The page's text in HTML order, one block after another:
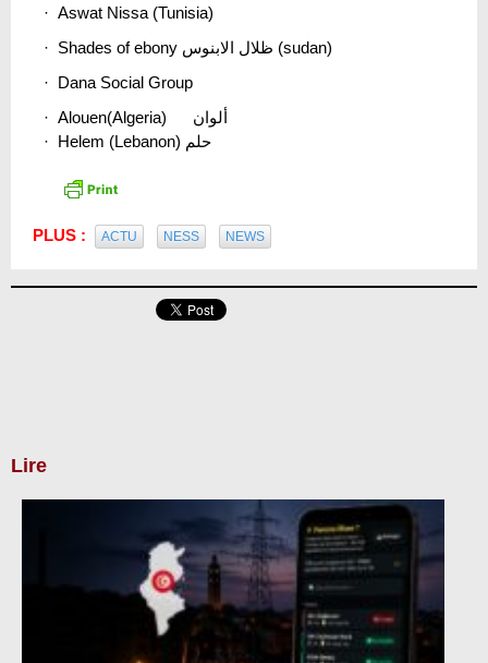
· Aswat Nissa (Tunisia)
· Shades of ebony ظلال الابنوس (sudan)
· Dana Social Group
· Alouen(Algeria) ألوان
· Helem (Lebanon) حلم
PLUS : ACTU NESS NEWS
Lire